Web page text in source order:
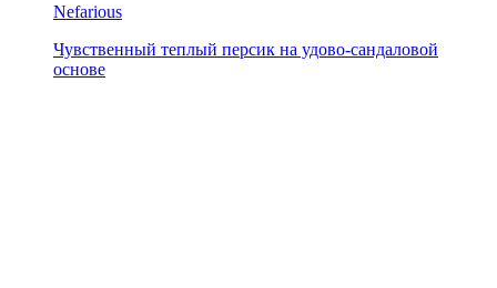
Nefarious
Чувственный теплый персик на удово-сандаловой
основе